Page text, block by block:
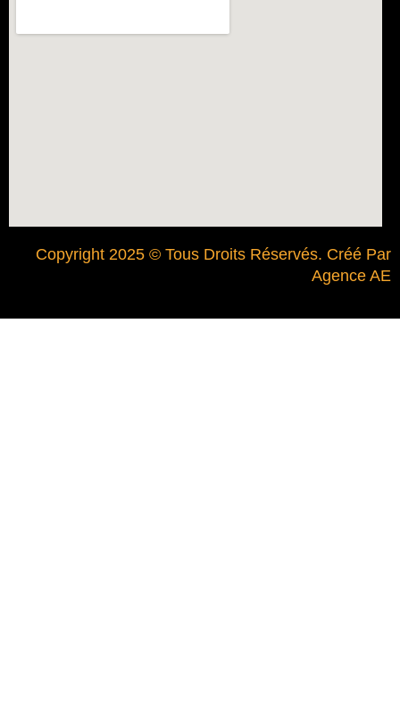
Copyright 2025 © Tous Droits Réservés. Créé Par
Agence AE